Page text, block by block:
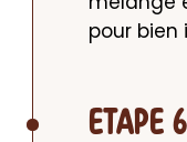
pour bien
ETAPE 6